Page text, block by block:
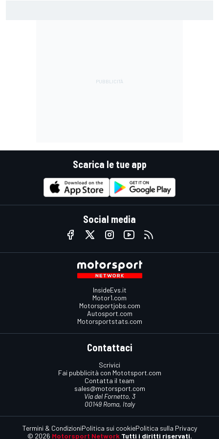
Scarica le tue app
Social media
InsideEvs.it
Motor1.com
Motorsportjobs.com
Autosport.com
Motorsportstats.com
Contattaci
Scrivici
Fai pubblicità con Mototsport.com
Contatta il team
sales@motorsport.com
Via del Fornetto, 3
00149 Roma, Italy
© 2026 Motorsport Network Tutti i diritti riservati.
Termini & CondizioniPolitica sui cookiePolitica sulla Privacy